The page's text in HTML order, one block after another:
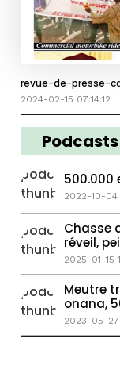
revue-de-presse-
2024-02-15 07:14:12
Podcasts
500.000
2022-10-04
Chasse
réveil,
Congo
2025-01-15
Meutre
onana,
2023-05-27